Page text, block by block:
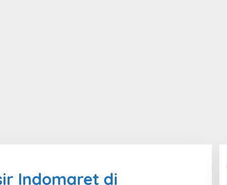
Indomaret di